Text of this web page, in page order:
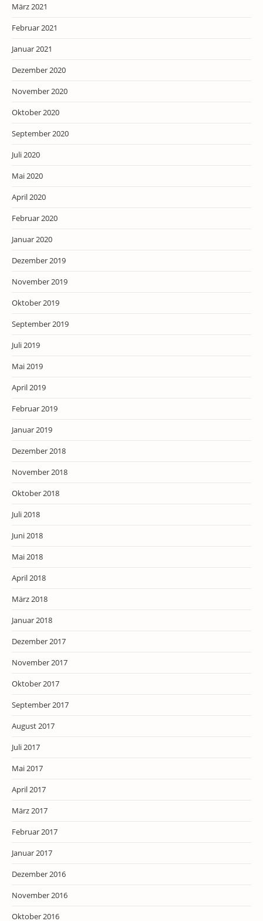
März 2021
Februar 2021
Januar 2021
Dezember 2020
November 2020
Oktober 2020
September 2020
Juli 2020
Mai 2020
April 2020
Februar 2020
Januar 2020
Dezember 2019
November 2019
Oktober 2019
September 2019
Juli 2019
Mai 2019
April 2019
Februar 2019
Januar 2019
Dezember 2018
November 2018
Oktober 2018
Juli 2018
Juni 2018
Mai 2018
April 2018
März 2018
Januar 2018
Dezember 2017
November 2017
Oktober 2017
September 2017
August 2017
Juli 2017
Mai 2017
April 2017
März 2017
Februar 2017
Januar 2017
Dezember 2016
November 2016
Oktober 2016